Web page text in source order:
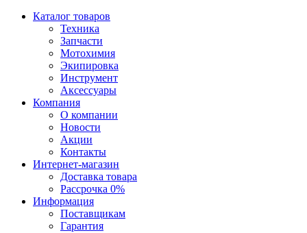
Каталог товаров
Техника
Запчасти
Мотохимия
Экипировка
Инструмент
Аксессуары
Компания
О компании
Новости
Акции
Контакты
Интернет-магазин
Доставка товара
Рассрочка 0%
Информация
Поставщикам
Гарантия